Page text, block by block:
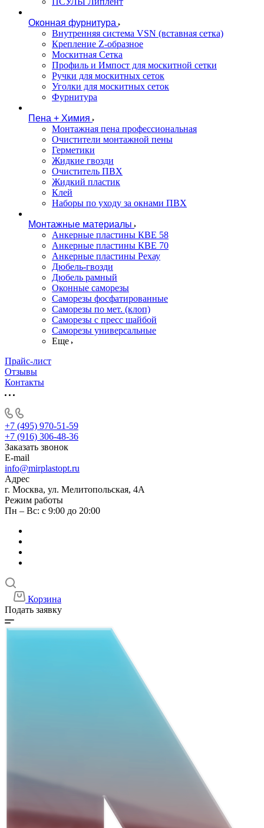
Оконная фурнитура
Внутренняя система VSN (вставная сетка)
Крепление Z-образное
Москитная Сетка
Профиль и Импост для москитной сетки
Ручки для москитных сеток
Уголки для москитных сеток
Фурнитура
Пена + Химия
Монтажная пена профессиональная
Очистители монтажной пены
Герметики
Жидкие гвозди
Очиститель ПВХ
Жидкий пластик
Клей
Наборы по уходу за окнами ПВХ
Монтажные материалы
Анкерные пластины КВЕ 58
Анкерные пластины КВЕ 70
Анкерные пластины Рехау
Дюбель-гвозди
Дюбель рамный
Оконные саморезы
Саморезы фосфатированные
Саморезы по мет. (клоп)
Саморезы с пресс шайбой
Саморезы универсальные
Еще
Прайс-лист
Отзывы
Контакты
+7 (495) 970-51-59
+7 (916) 306-48-36
Заказать звонок
E-mail
info@mirplastopt.ru
Адрес
г. Москва, ул. Мелитопольская, 4А
Режим работы
Пн – Вс: с 9:00 до 20:00
Корзина
Подать заявку